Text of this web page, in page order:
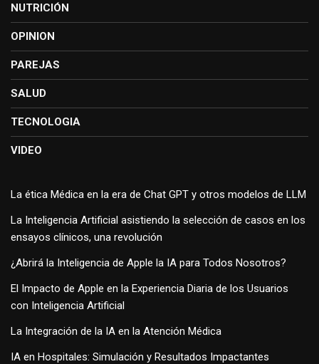
NUTRICIÓN
OPINION
PAREJAS
SALUD
TECNOLOGIA
VIDEO
La ética Médica en la era de Chat GPT y otros modelos de LLM
La Inteligencia Artificial asistiendo la selección de casos en los
ensayos clínicos, una revolución
¿Abrirá la Inteligencia de Apple la IA para Todos Nosotros?
El Impacto de Apple en la Experiencia Diaria de los Usuarios
con Inteligencia Artificial
La Integración de la IA en la Atención Médica
IA en Hospitales: Simulación y Resultados Impactantes